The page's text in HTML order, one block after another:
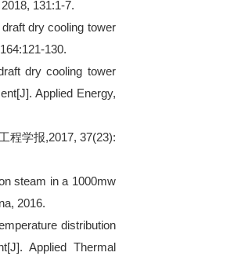
131:1-7.
dry cooling tower
130.
dry cooling tower
Applied Energy,
程学报,2017, 37(23):
steam in a 1000mw
2016.
distribution
Applied Thermal